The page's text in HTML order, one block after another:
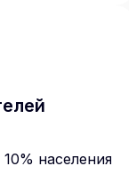
населения